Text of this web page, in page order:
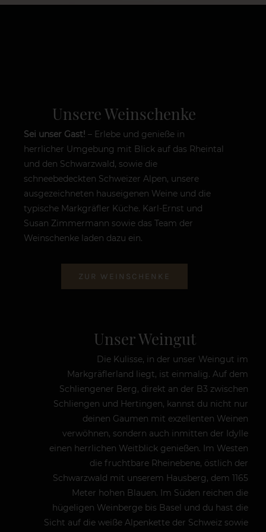
Unsere Weinschenke
Sei unser Gast! – Erlebe und genieße in
herrlicher Umgebung mit Blick auf das Rheintal
und den Schwarzwald, sowie die
schneebedeckten Schweizer Alpen, unsere
ausgezeichneten hauseigenen Weine und die
typische Markgräfler Küche. Karl-Ernst und
Susan Zimmermann sowie das Team der
Weinschenke laden dazu ein.
ZUR WEINSCHENKE
Unser Weingut
Die Kulisse, in der unser Weingut im
Markgräflerland liegt, ist einmalig. Auf dem
Schliengener Berg, direkt an der B3 zwischen
Schliengen und Hertingen, kannst du nicht nur
deinen Gaumen mit exzellenten Weinen
verwöhnen, sondern auch inmitten der Idylle
einen herrlichen Weitblick genießen. Im Westen
die fruchtbare Rheinebene, östlich der
Schwarzwald mit unserem Hausberg, dem 1165
Meter hohen Blauen. Im Süden reichen die
hügeligen Weinberge bis Basel und du hast die
Sicht auf die weiße Alpenkette der Schweiz sowie